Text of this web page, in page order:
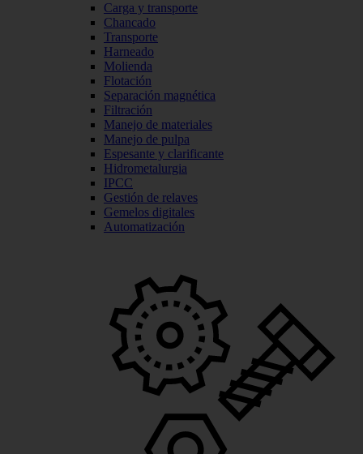
Carga y transporte
Chancado
Transporte
Harneado
Molienda
Flotación
Separación magnética
Filtración
Manejo de materiales
Manejo de pulpa
Espesante y clarificante
Hidrometalurgia
IPCC
Gestión de relaves
Gemelos digitales
Automatización